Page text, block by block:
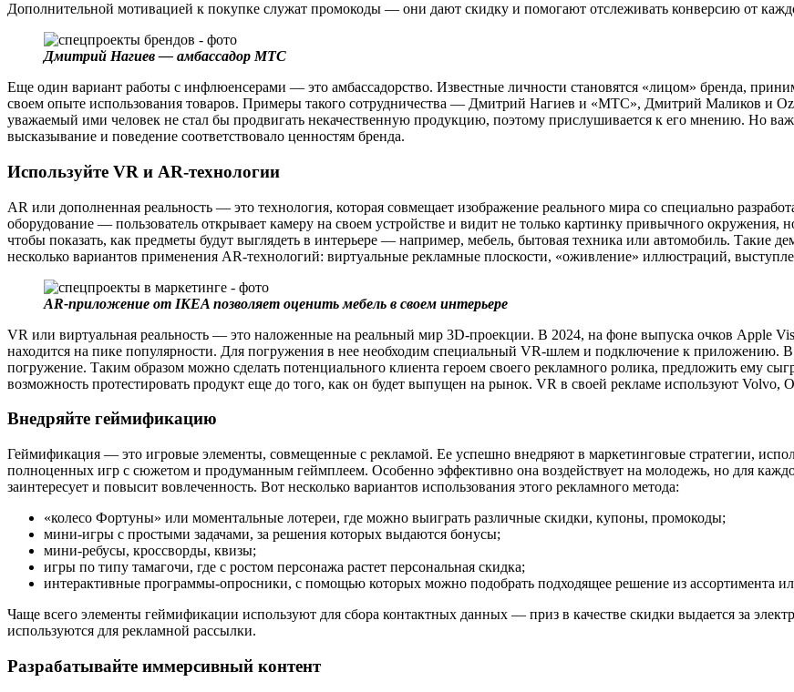
Дополнительной мотивацией к покупке служат промокоды — они дают скидку и помогают отслеживать конверсию от
Дмитрий Нагиев — амбассадор МТС
Еще один вариант работы с инфлюенсерами — это амбассадорство. Известные личности становятся «лицом» бренда,
своем опыте использования товаров. Примеры такого сотрудничества — Дмитрий Нагиев и «МТС», Дмитрий Маликов и
уважаемый ими человек не стал бы продвигать некачественную продукцию, поэтому прислушивается к его мнению. Но
высказывание и поведение соответствовало ценностям бренда.
Используйте VR и AR-технологии
AR или дополненная реальность — это технология, которая совмещает изображение реального мира со специально
оборудование — пользователь открывает камеру на своем устройстве и видит не только картинку привычного
чтобы показать, как предметы будут выглядеть в интерьере — например, мебель, бытовая техника или автомобиль. Такие
несколько вариантов применения AR-технологий: виртуальные рекламные плоскости, «оживление» иллюстраций,
AR-приложение от IKEA позволяет оценить мебель в своем интерьере
VR или виртуальная реальность — это наложенные на реальный мир 3D-проекции. В 2024, на фоне выпуска очков Apple
находится на пике популярности. Для погружения в нее необходим специальный VR-шлем и подключение к приложению. В
погружение. Таким образом можно сделать потенциального клиента героем своего рекламного ролика, предложить ему
возможность протестировать продукт еще до того, как он будет выпущен на рынок. VR в своей рекламе используют Volvo,
Внедряйте геймификацию
Геймификация — это игровые элементы, совмещенные с рекламой. Ее успешно внедряют в маркетинговые стратегии,
полноценных игр с сюжетом и продуманным геймплеем. Особенно эффективно она воздействует на молодежь, но для
заинтересует и повысит вовлеченность. Вот несколько вариантов использования этого рекламного метода:
«колесо Фортуны» или моментальные лотереи, где можно выиграть различные скидки, купоны, промокоды;
мини-игры с простыми задачами, за решения которых выдаются бонусы;
мини-ребусы, кроссворды, квизы;
игры по типу тамагочи, где с ростом персонажа растет персональная скидка;
интерактивные программы-опросники, с помощью которых можно подобрать подходящее решение из ассортимента
Чаще всего элементы геймификации используют для сбора контактных данных — приз в качестве скидки выдается за
используются для рекламной рассылки.
Разрабатывайте иммерсивный контент